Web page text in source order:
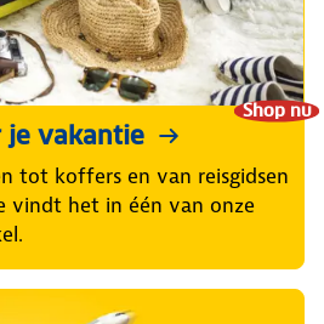
Shop nu
je vakantie
tot koffers en van reisgidsen
vindt het in één van onze